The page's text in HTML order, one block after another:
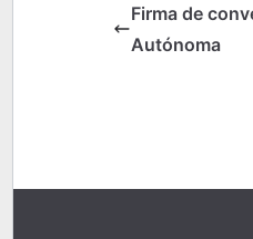
Firma de
Autónoma